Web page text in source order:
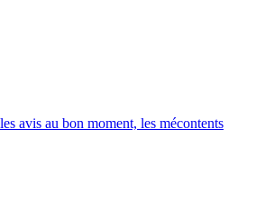
avis au bon moment, les mécontents